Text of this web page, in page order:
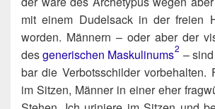
mit einem Dudel­sack in der frei­en
wor­den. Män­nern – oder aber der
desgene­ri­schen Mas­ku­li­nums2 –
bar die Ver­bots­schil­der vor­be­hal­ten.
im Sit­zen, Män­ner in einer eher